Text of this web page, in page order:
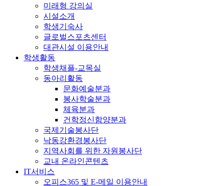
미래형 강의실
시설소개
학생기숙사
글로벌스포츠센터
대관시설 이용안내
학생활동
학생채플-교목실
동아리활동
문화예술분과
봉사학술분과
체육분과
건학정신함양분과
국제기술봉사단
낙동강환경봉사단
지역사회를 위한 자원봉사단
교내 온라인콘텐츠
IT서비스
오피스365 및 E-메일 이용안내